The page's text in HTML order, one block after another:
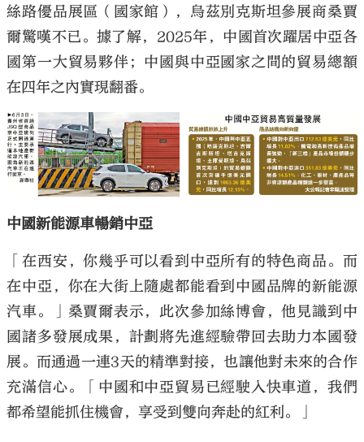
絲路優品展區（國家館），烏茲別克斯坦參展商桑賈
爾驚嘆不已。據了解，2025年，中國首次躍居中亞各
國第一大貿易夥伴；中國與中亞國家之間的貿易總額
在四年之內實現翻番。
中國新能源車暢銷中亞
「在西安，你幾乎可以看到中亞所有的特色商品。而
在中亞，你在大街上隨處都能看到中國品牌的新能源
汽車。」桑賈爾表示，此次參加絲博會，他見識到中
國諸多發展成果，計劃將先進經驗帶回去助力本國發
展。而通過一連3天的精準對接，也讓他對未來的合作
充滿信心。「中國和中亞貿易已經駛入快車道，我們
都希望能抓住機會，享受到雙向奔赴的紅利。」